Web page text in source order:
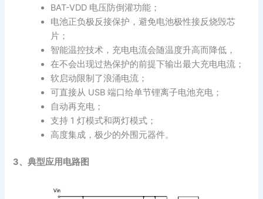
BAT-VDD 电压防倒灌功能；
电池正负极反接保护，避免电池极性接反烧毁芯
片；
智能温控技术，充电电流会随温度升高而降低，
在不会出现过热保护的前提下输出最大充电电流；
软启动限制了浪涌电流；
可直接从 USB 端口给单节锂离子电池充电；
自动再充电；
支持 1 灯模式和两灯模式；
高度集成，极少的外围元器件。
3、典型应用电路图